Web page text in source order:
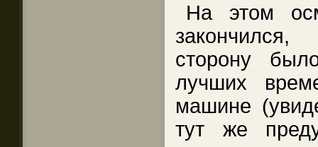
На этом
сторону
лучших
машине
тут же